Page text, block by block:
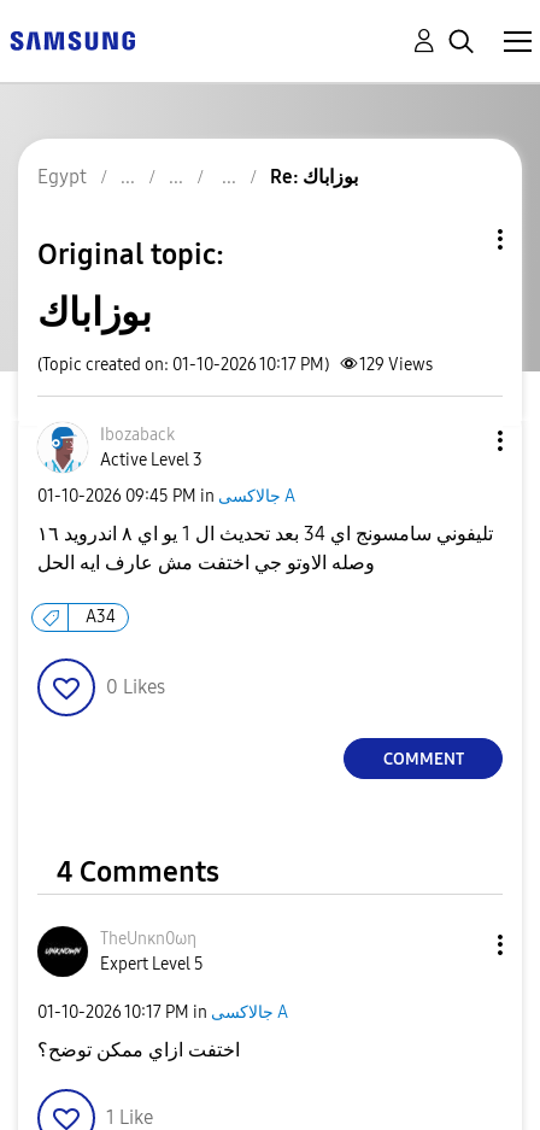
Egypt Re: بوزاباك
Original topic:
بوزاباك
(Topic created on: 01-10-2026 10:17 PM) 129 Views
اbozaback
Active Level 3
‎01-10-2026 09:45 PM in جالاكسى A
تليفوني سامسونج اي 34 بعد تحديث ال 1 يو اي ٨ اندرويد ١٦
وصله الاوتو جي اختفت مش عارف ايه الحل
A34
0 Likes
COMMENT
4 Comments
TheUnκn0ωη
Expert Level 5
‎01-10-202610:17 PM in جالاكسى A
اختفت ازاي ممكن توضح؟
1 Like